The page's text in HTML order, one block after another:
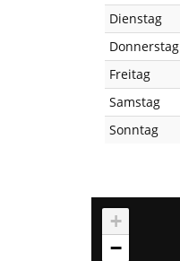
Dienstag
Donnerstag
Freitag
Samstag
Sonntag
+
−